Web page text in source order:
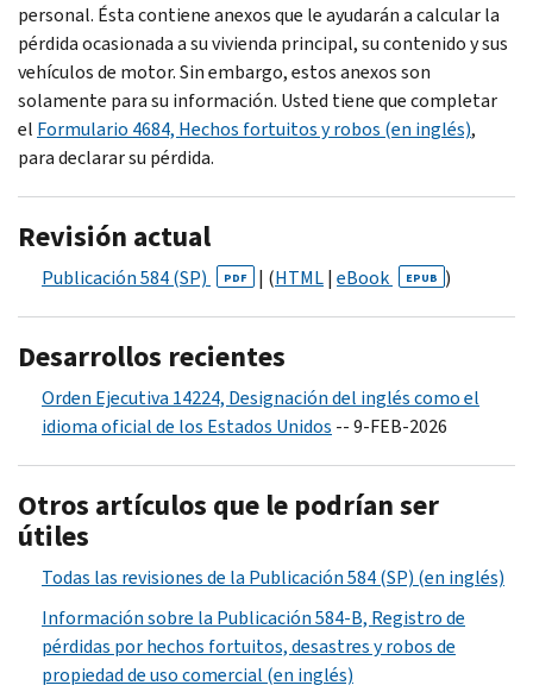
personal. Ésta contiene anexos que le ayudarán a calcular la
pérdida ocasionada a su vivienda principal, su contenido y sus
vehículos de motor. Sin embargo, estos anexos son
solamente para su información. Usted tiene que completar
el Formulario 4684, Hechos fortuitos y robos (en inglés),
para declarar su pérdida.
Revisión actual
Publicación 584 (SP) PDF | (HTML| eBook EPUB )
Desarrollos recientes
Orden Ejecutiva 14224, Designación del inglés como el
idioma oficial de los Estados Unidos -- 9-FEB-2026
Otros artículos que le podrían ser
útiles
Todas las revisiones de la Publicación 584 (SP) (en inglés)
Información sobre la Publicación 584-B, Registro de
pérdidas por hechos fortuitos, desastres y robos de
propiedad de uso comercial (en inglés)